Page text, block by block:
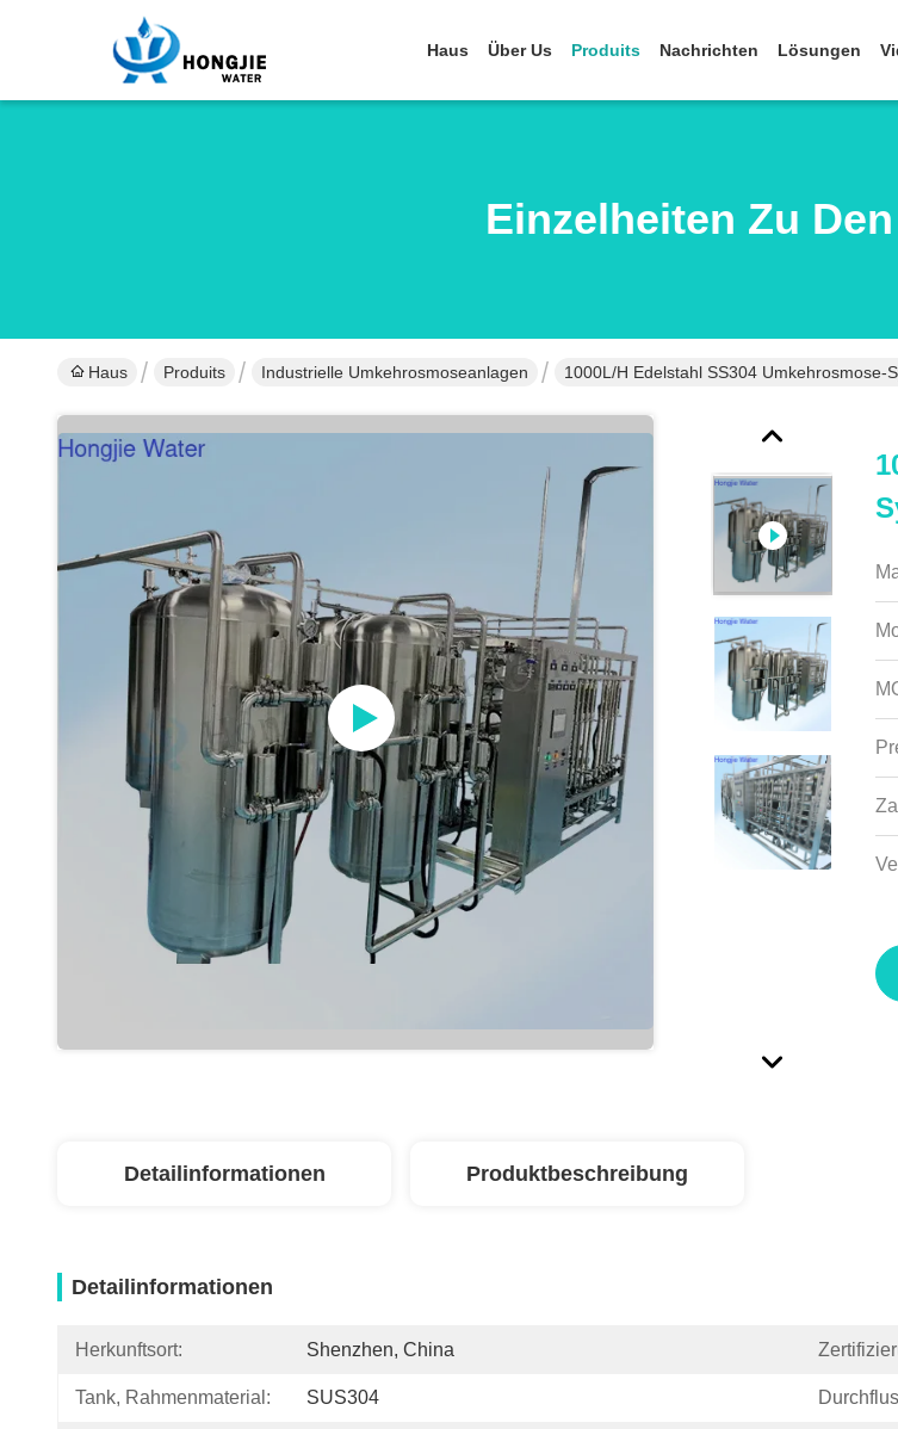
Haus Über Us Produits Nachrichten Lösungen
Einzelheiten Zu
Haus Produits Industrielle Umkehrosmoseanlagen 1000L/h Edelstahl SS304 Umkehrosmose-
Detailinformationen Produktbeschreibung
Detailinformationen
Herkunftsort: Shenzhen, China
Tank, Rahmenmaterial: SUS304